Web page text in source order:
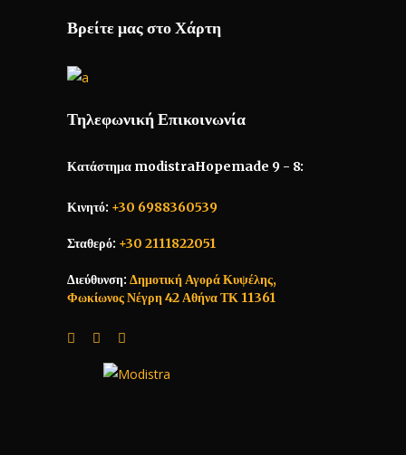
Βρείτε μας στο Χάρτη
Τηλεφωνική Επικοινωνία
Κατάστημα modistraHopemade 9 - 8:
Κινητό: +30 6988360539
Σταθερό: +30 2111822051
Διεύθυνση: Δημοτική Αγορά Κυψέλης,
Φωκίωνος Νέγρη 42 Αθήνα ΤΚ 11361